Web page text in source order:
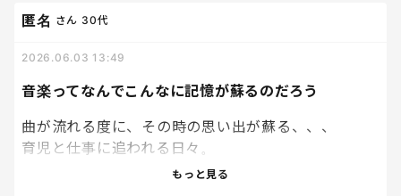
あ、休日じゃないか。
それはもう休日じゃないって。
ほんとに！その通りなの‼‼‼笑
キッチンに立つ＝仕事。
家事という仕事が始まってんだよ～～～～
音楽ってなんでこんなに記憶が蘇るのだろう
匿名 さん 30代
2026.06.03 13:49
曲が流れる度に、その時の思い出が蘇る、、、
育児と仕事に追われる日々。
おしゃれもそこそこに。もっと見る